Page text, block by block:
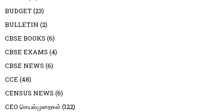
BUDGET(23)
BULLETIN (2)
CBSE BOOKS (6)
CBSE EXAMS (4)
CBSE NEWS (6)
CCE (48)
CENSUS NEWS (6)
CEO செயல்முறைகள்(122)